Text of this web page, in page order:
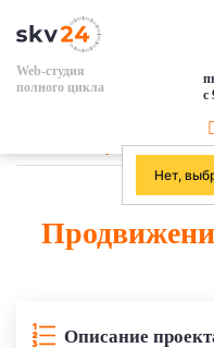
Web-студия
полного цикла
с
Портфолио SEO/
Описание
Нет,